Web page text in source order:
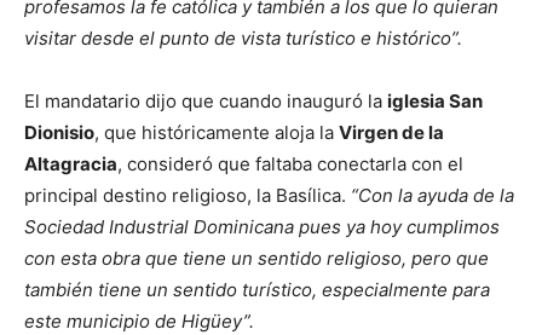
profesamos la fe católica y también a los que lo quieran
visitar desde el punto de vista turístico e histórico”.
El mandatario dijo que cuando inauguró la iglesia San
Dionisio, que históricamente aloja la Virgen de la
Altagracia, consideró que faltaba conectarla con el
principal destino religioso, la Basílica. “Con la ayuda de la
Sociedad Industrial Dominicana pues ya hoy cumplimos
con esta obra que tiene un sentido religioso, pero que
también tiene un sentido turístico, especialmente para
este municipio de Higüey”.